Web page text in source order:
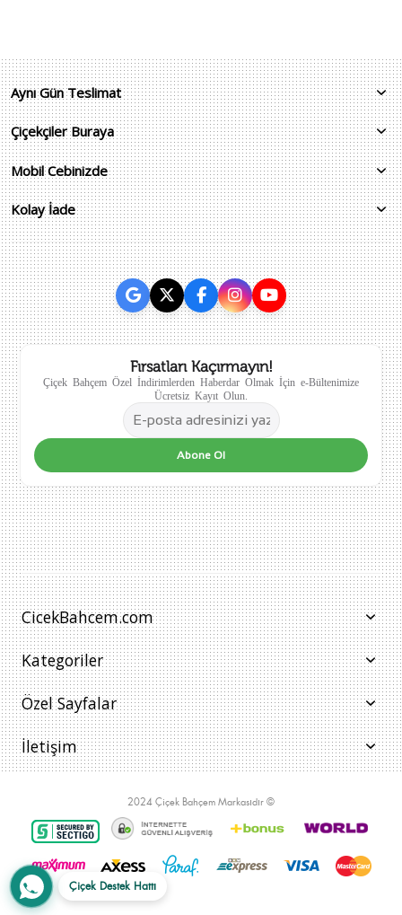
Aynı Gün Teslimat
Çiçekçiler Buraya
Mobil Cebinizde
Kolay İade
Fırsatları Kaçırmayın!
Çiçek Bahçem Özel İndirimlerden Haberdar Olmak İçin e-Bültenimize
Ücretsiz Kayıt Olun.
Abone Ol
CicekBahcem.com
Kategoriler
Özel Sayfalar
İletişim
2024 Çiçek Bahçem Markasıdır ©
Çiçek Destek Hattı